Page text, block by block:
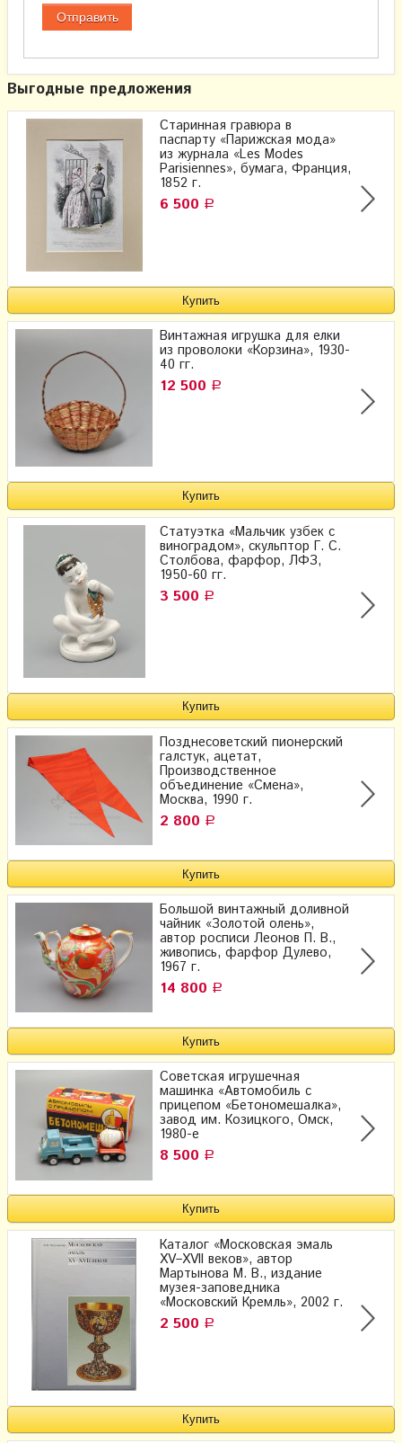
Выгодные предложения
Старинная гравюра в
паспарту «Парижская мода»
из журнала «Les Modes
Parisiennes», бумага, Франция,
1852 г.
6 500 Р
Винтажная игрушка для елки
из проволоки «Корзина», 1930-
40 гг.
12 500 Р
Статуэтка «Мальчик узбек с
виноградом», скульптор Г. С.
Столбова, фарфор, ЛФЗ,
1950-60 гг.
3 500 Р
Позднесоветский пионерский
галстук, ацетат,
Производственное
объединение «Смена»,
Москва, 1990 г.
2 800 Р
Большой винтажный доливной
чайник «Золотой олень»,
автор росписи Леонов П. В.,
живопись, фарфор Дулево,
1967 г.
14 800 Р
Советская игрушечная
машинка «Автомобиль с
прицепом «Бетономешалка»,
завод им. Козицкого, Омск,
1980-е
8 500 Р
Каталог «Московская эмаль
XV–XVII веков», автор
Мартынова М. В., издание
музея-заповедника
«Московский Кремль», 2002 г.
2 500 Р